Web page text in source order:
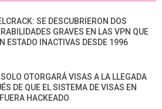
SE DESCUBRIERON DOS
GRAVES EN LAS VPN QUE
ESTADO INACTIVAS DESDE 1996
OTORGARÁ VISAS A LA LLEGADA
DE QUE EL SISTEMA DE VISAS EN
HACKEADO